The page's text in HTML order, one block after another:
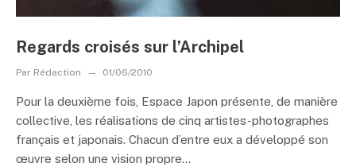
Regards croisés sur l’Archipel
Par Rédaction 01/06/2010
Pour la deuxième fois, Espace Japon présente, de manière
collective, les réalisations de cinq artistes-photographes
français et japonais. Chacun d’entre eux a développé son
œuvre selon une vision propre...